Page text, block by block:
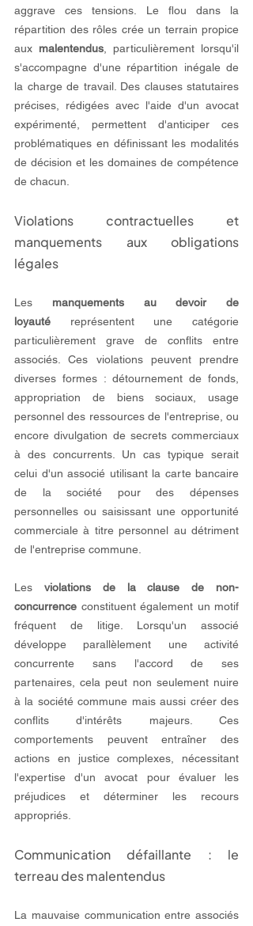
aggrave ces tensions. Le flou dans la
répartition des rôles crée un terrain propice
aux malentendus , particulièrement lorsqu'il
s'accompagne d'une répartition inégale de
la charge de travail. Des clauses statutaires
précises, rédigées avec l'aide d'un avocat
expérimenté, permettent d'anticiper ces
problématiques en définissant les modalités
de décision et les domaines de compétence
de chacun.
Violations contractuelles et
manquements aux obligations
légales
Les manquements au devoir de
loyauté représentent une catégorie
particulièrement grave de conflits entre
associés. Ces violations peuvent prendre
diverses formes : détournement de fonds,
appropriation de biens sociaux, usage
personnel des ressources de l'entreprise, ou
encore divulgation de secrets commerciaux
à des concurrents. Un cas typique serait
celui d'un associé utilisant la carte bancaire
de la société pour des dépenses
personnelles ou saisissant une opportunité
commerciale à titre personnel au détriment
de l'entreprise commune.
Les violations de la clause de non-
concurrence constituent également un motif
fréquent de litige. Lorsqu'un associé
développe parallèlement une activité
concurrente sans l'accord de ses
partenaires, cela peut non seulement nuire
à la société commune mais aussi créer des
conflits d'intérêts majeurs. Ces
comportements peuvent entraîner des
actions en justice complexes, nécessitant
l'expertise d'un avocat pour évaluer les
préjudices et déterminer les recours
appropriés.
Communication défaillante : le
terreau des malentendus
La mauvaise communication entre associés